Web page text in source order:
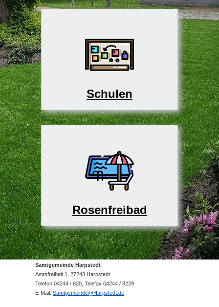
Schulen
Rosenfreibad
Samtgemeinde Harpstedt
Amtsfreiheit 1, 27243 Harpstedt
Telefon 04244 / 820, Telefax 04244 / 8229
E-Mail: Samtgemeinde@Harpstedt.de